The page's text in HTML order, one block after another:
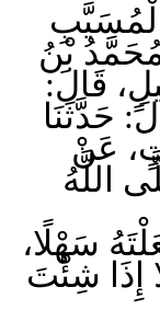
بْنُ
قَالَ:
حَدَّثَنَا
عَنْ
اللَّهُ
سَهْلًا،
إِذَا شِئْتَ